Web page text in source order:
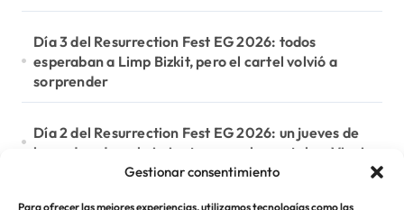
Gestionar consentimiento
Para ofrecer las mejores experiencias, utilizamos tecnologías como las
Día 3 del Resurrection Fest EG 2026: todos
esperaban a Limp Bizkit, pero el cartel volvió a
sorprender
Día 2 del Resurrection Fest EG 2026: un jueves de
leyendas, descubrimientos y mucho metal en Viveiro
Día 1 del Resurrection Fest EG 2026: volver a casa